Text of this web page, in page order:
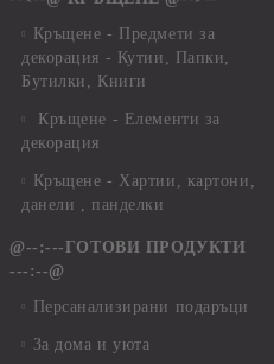
Кръщене - Предмети за
декорация - Кутии, Папки,
Бутилки, Книги
Кръщене - Елементи за
декорация
Кръщене - Хартии, картони,
данели , панделки
@--:---ГОТОВИ ПРОДУКТИ
---:--@
Персанализирани подаръци
За дома и уюта